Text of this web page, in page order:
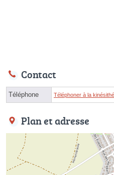
Contact
Téléphone Téléphoner à la
Plan et adresse